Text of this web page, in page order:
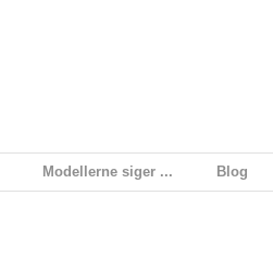
Modellerne siger ... Blog